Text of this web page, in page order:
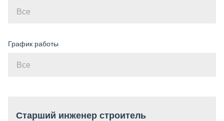
График работы
Старший инженер строитель